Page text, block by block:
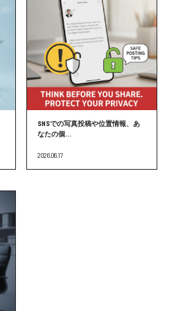
SNSでの写真投稿や位置情報、あ
なたの個...
2026.06.17